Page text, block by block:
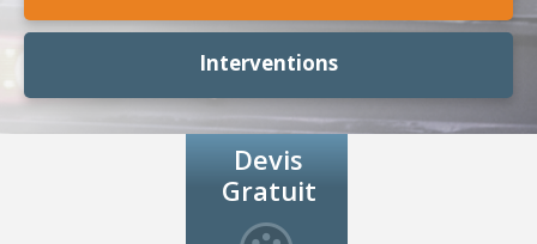
Interventions
Devis
Gratuit